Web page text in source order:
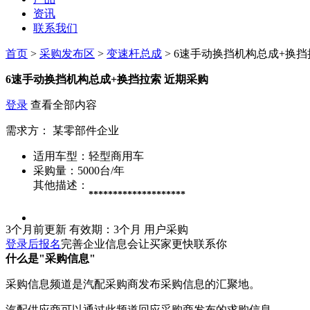
资讯
联系我们
首页 > 采购发布区 > 变速杆总成 > 6速手动换挡机构总成+换挡
6速手动换挡机构总成+换挡拉索 近期采购
登录 查看全部内容
需求方： 某零部件企业
适用车型： 轻型商用车
采购量： 5000台/年
其他描述：
********************
3个月前更新 有效期：3个月 用户采购
登录后报名完善企业信息会让买家更快联系你
什么是"采购信息"
采购信息频道是汽配采购商发布采购信息的汇聚地。